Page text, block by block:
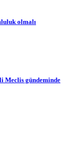
olmalı
Meclis gündeminde